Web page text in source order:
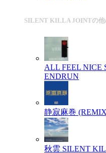
SILENT KILLA JOINTの他
ALL FEEL NICE
ENDRUN
静寂麻巻
秋雲 SILENT